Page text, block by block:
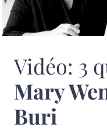
Vidéo: 3
Mary
Buri